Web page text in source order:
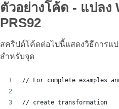
ตัวอย่างโค้ด - แปลง
PRS92
สคริปต์โค้ดต่อไปนี้แสดงวิธีการแป
สำหรับจุด
// For complete examples
// create transformation